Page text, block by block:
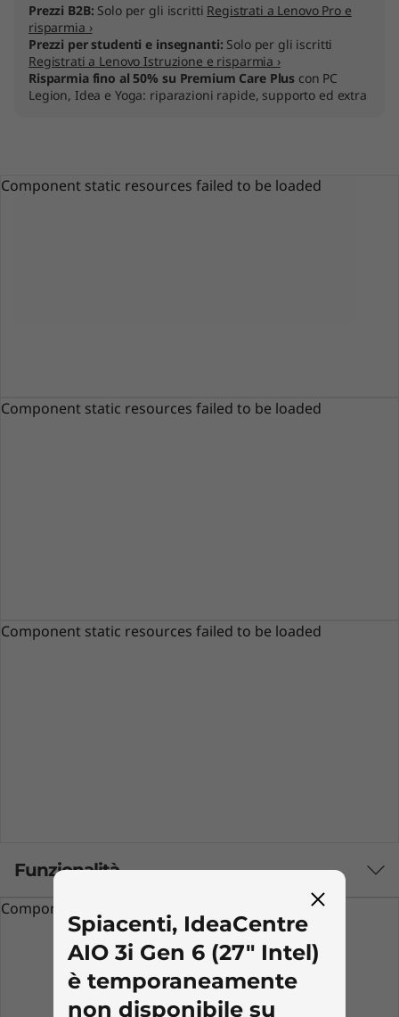
Prezzi B2B: Solo per gli iscritti Registrati a Lenovo Pro e
risparmia ›
Prezzi per studenti e insegnanti: Solo per gli iscritti
Registrati a Lenovo Istruzione e risparmia ›
Risparmia fino al 50% su Premium Care Plus con PC
Legion, Idea e Yoga: riparazioni rapide, supporto ed extra
Component static resources failed to be loaded
Component static resources failed to be loaded
Component static resources failed to be loaded
Funzionalità
Tastiera e mouse non inclusi
Un concentrato di potenza
L'All in one IdeaCentre AIO 3i di sesta
Component static resources failed to be loaded
Spiacenti, IdeaCentre
AIO 3i Gen 6 (27" Intel)
è temporaneamente
non disponibile su